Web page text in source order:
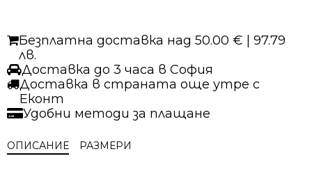
Безплатна доставка над 50.00 € | 97.79
лв.
Доставка до 3 часа в София
Доставка в страната още утре с
Еконт
Удобни методи за плащане
ОПИСАНИЕ РАЗМЕРИ